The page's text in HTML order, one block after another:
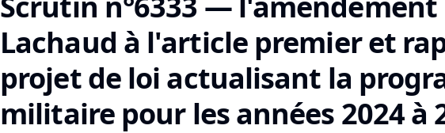
Lachaud à l'article premier et
projet de loi actualisant la
militaire pour les années 2024 à